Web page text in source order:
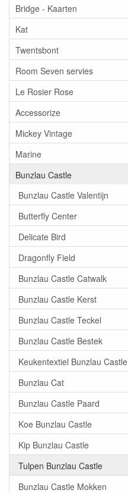
Bridge - Kaarten
Kat
Twentsbont
Room Seven servies
Le Rosier Rose
Accessorize
Mickey Vintage
Marine
Bunzlau Castle
Bunzlau Castle Valentijn
Butterfly Center
Delicate Bird
Dragonfly Field
Bunzlau Castle Catwalk
Bunzlau Castle Kerst
Bunzlau Castle Teckel
Bunzlau Castle Bestek
Keukentextiel Bunzlau Castle
Bunzlau Cat
Bunzlau Castle Paard
Koe Bunzlau Castle
Kip Bunzlau Castle
Tulpen Bunzlau Castle
Bunzlau Castle Mokken